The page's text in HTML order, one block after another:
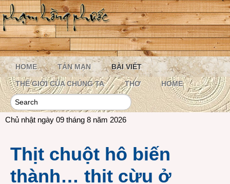
HOME TẢN MẠN BÀI VIẾT
THẾ GIỚI CỦA CHÚNG TA THƠ HOME
Chủ nhật ngày 09 tháng 8 năm 2026
Thịt chuột hô biến
thành… thịt cừu ở